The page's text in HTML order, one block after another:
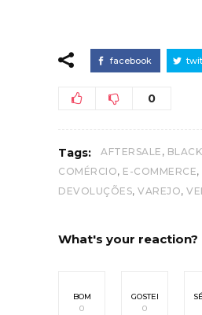
facebook
0
Tags: AFTERSALE ,
COMÉRCIO, E-COMMERCE,
DEVOLUÇÕES, VAREJO,
What's your reaction?
BOM
0
GOSTEI
0